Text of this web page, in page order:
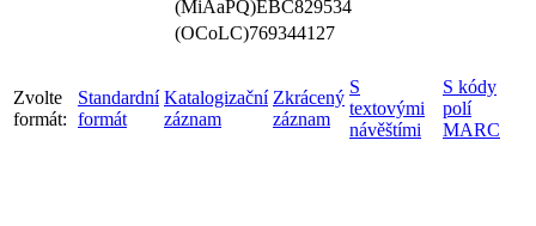
(MiAaPQ)EBC829534
(OCoLC)769344127
Zvolte
formát:
Standardní
formát
Katalogizační
záznam
Zkrácený
záznam
S
textovými
návěštími
S kódy
polí
MARC